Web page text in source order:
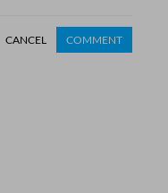
CANCEL COMMENT